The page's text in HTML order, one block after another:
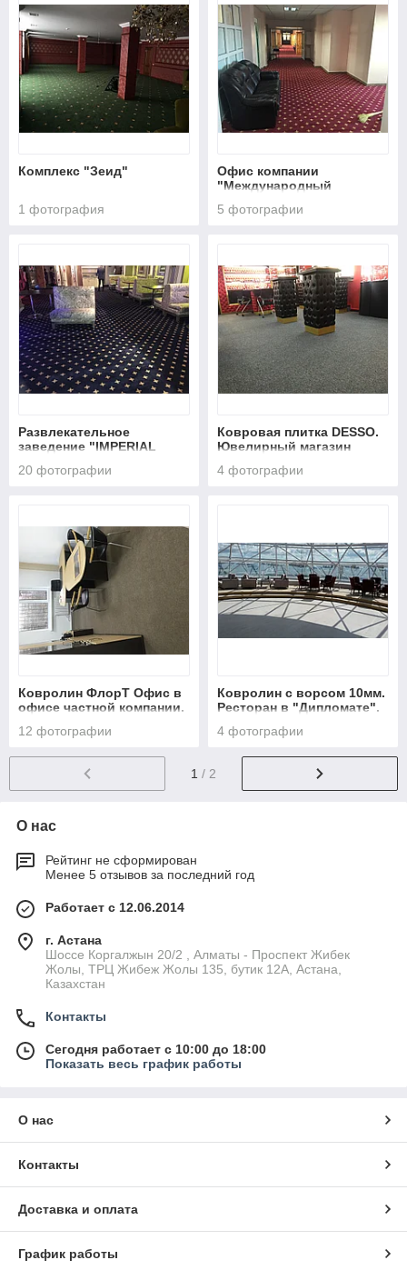
Комплекс "Зеид"
1 фотография
Офис компании
"Международный
комплекс"Астана"
5 фотографии
Развлекательное
заведение "IMPERIAL
20 фотографии
Ковровая плитка DESSO.
Ювелирный магазин
4 фотографии
Ковролин ФлорТ Офис в
офисе частной компании.
12 фотографии
Ковролин с ворсом 10мм.
Ресторан в "Дипломате".
4 фотографии
1 / 2
О нас
Рейтинг не сформирован
Менее 5 отзывов за последний год
Работает с 12.06.2014
г. Астана
Шоссе Коргалжын 20/2 , Алматы - Проспект Жибек
Жолы, ТРЦ Жибеж Жолы 135, бутик 12А, Астана,
Казахстан
Контакты
Сегодня работает с 10:00 до 18:00
Показать весь график работы
О нас
Контакты
Доставка и оплата
График работы